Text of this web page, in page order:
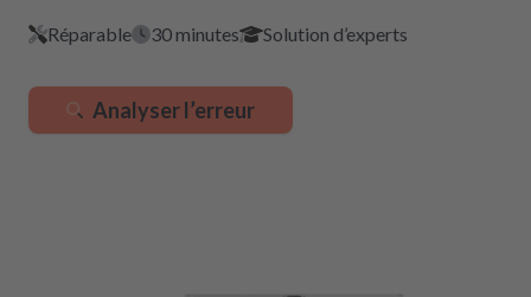
Réparable 30 minutes Solution d’experts
Analyser l’erreur